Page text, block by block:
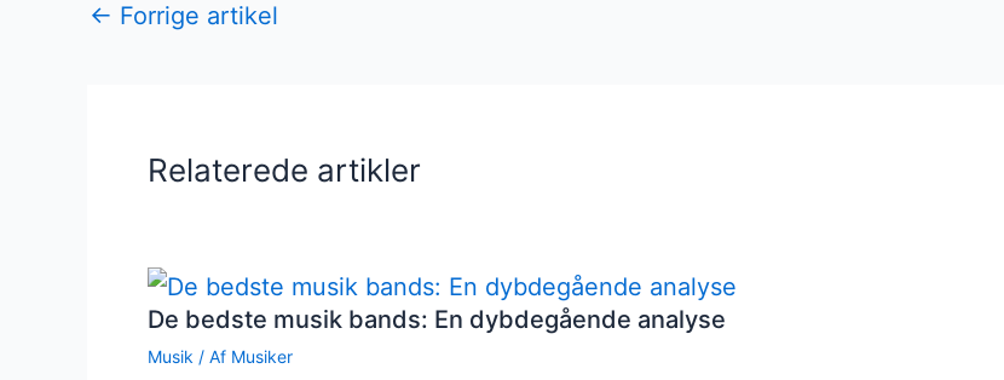
← Forrige artikel
Relaterede artikler
De bedste musik bands: En dybdegående analyse
Musik / Af Musiker